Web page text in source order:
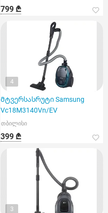
799 ₾
4
Მტვერსასრუტი Samsung
Vc18M3140Vn/EV
თბილისი
399 ₾
3